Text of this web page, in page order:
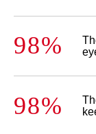
98%
98%